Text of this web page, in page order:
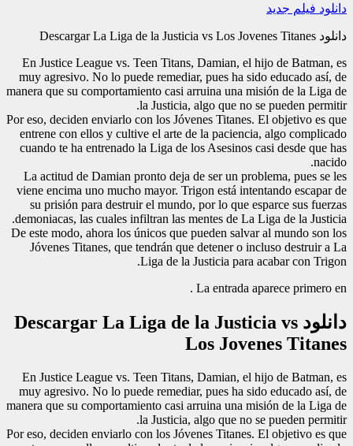
دانلود فیلم جدید
دانلود Descargar La Liga de la Justicia vs Los Jovenes Titanes
En Justice League vs. Teen Titans, Damian, el hijo de Batman, es
muy agresivo. No lo puede remediar, pues ha sido educado así, de
manera que su comportamiento casi arruina una misión de la Liga de
la Justicia, algo que no se pueden permitir.
Por eso, deciden enviarlo con los Jóvenes Titanes. El objetivo es que
entrene con ellos y cultive el arte de la paciencia, algo complicado
cuando te ha entrenado la Liga de los Asesinos casi desde que has
nacido.
La actitud de Damian pronto deja de ser un problema, pues se les
viene encima uno mucho mayor. Trigon está intentando escapar de
su prisión para destruir el mundo, por lo que esparce sus fuerzas
demoniacas, las cuales infiltran las mentes de La Liga de la Justicia.
De este modo, ahora los únicos que pueden salvar al mundo son los
Jóvenes Titanes, que tendrán que detener o incluso destruir a La
Liga de la Justicia para acabar con Trigon.
La entrada aparece primero en .
دانلود Descargar La Liga de la Justicia vs
Los Jovenes Titanes
En Justice League vs. Teen Titans, Damian, el hijo de Batman, es
muy agresivo. No lo puede remediar, pues ha sido educado así, de
manera que su comportamiento casi arruina una misión de la Liga de
la Justicia, algo que no se pueden permitir.
Por eso, deciden enviarlo con los Jóvenes Titanes. El objetivo es que